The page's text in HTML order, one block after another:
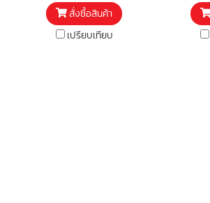
สั่งซื้อสินค้า
เปรียบเทียบ